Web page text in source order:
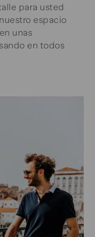
para usted
espacio
unas
en todos